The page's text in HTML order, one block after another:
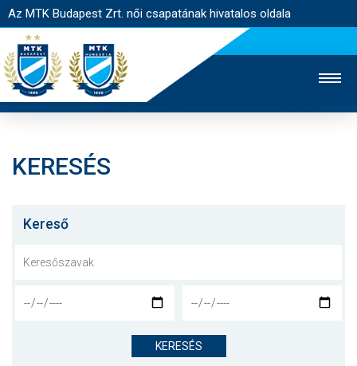
Az MTK Budapest Zrt. női csapatának hivatalos oldala
JEGYÉRTÉKESÍTÉS
NYITÓLAP
CSAPAT
KERESÉS
Kereső
KERESÉS